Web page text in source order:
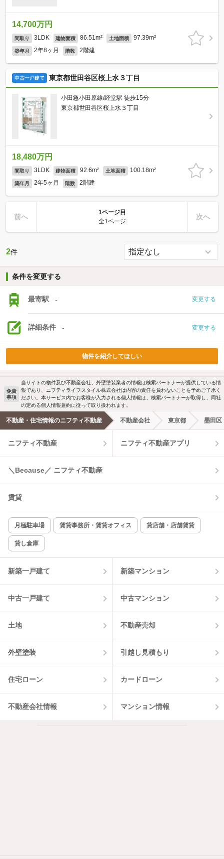
14,700万円
間取り 3LDK 建物面積 86.51m² 土地面積 97.39m²
築年月 2年8ヶ月 階数 2階建
中古一戸建て 東京都世田谷区桜上水３丁目
小田急小田原線/経堂駅 徒歩15分
東京都世田谷区桜上水３丁目
18,480万円
間取り 3LDK 建物面積 92.6m² 土地面積 100.18m²
築年月 2年5ヶ月 階数 2階建
前へ
1ページ目
全1ページ
次へ
2件
条件を変更する
最寄駅 - 変更する
詳細条件 - 変更する
物件を紹介してほしい
免責
事項
当サイトの物件及び不動産会社、外壁塗装業者の情報は検索パートナーが提供している情
報であり、ニフティライフスタイル株式会社は内容の責任を負わないことを予めご了承く
ださい。本サービス内でお客様が入力される個人情報は、検索パートナーが取得し、同社
の定める個人情報規約に従って取り扱われます。
不動産・住宅情報のニフティ不動産 不動産会社 東京都 墨田区
ニフティ不動産 ニフティ不動産アプリ
＼Because／ ニフティ不動産
賃貸
月極駐車場 賃貸事務所・賃貸オフィス 貸店舗・店舗賃貸
貸し倉庫
新築一戸建て 新築マンション
中古一戸建て 中古マンション
土地 不動産売却
外壁塗装 引越し見積もり
住宅ローン カードローン
不動産会社情報 マンション情報